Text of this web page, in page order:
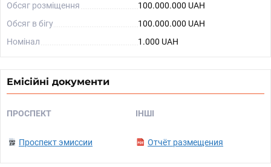
Обсяг розміщення
100.000.000 UAH
Обсяг в бігу
100.000.000 UAH
Номінал
1.000 UAH
Емісійні документи
ПРОСПЕКТ
Проспект эмиссии
ІНШІ
Отчёт размещения